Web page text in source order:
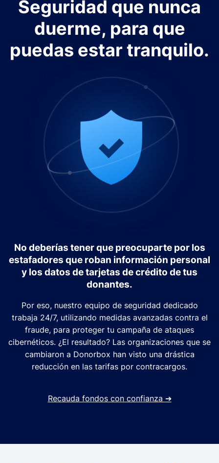
Seguridad que nunca
duerme, para que
puedas estar tranquilo.
No deberías tener que preocuparte por los
estafadores que roban información personal
y los datos de tarjetas de crédito de tus
donantes.
Por eso, nuestro equipo de seguridad dedicado
trabaja 24/7, utilizando medidas avanzadas contra el
fraude, para proteger tu campaña de ataques
cibernéticos. ¿El resultado? Las organizaciones que se
cambiaron a Donorbox han visto una drástica
reducción en las tarifas por contracargos.
Recauda fondos con confianza ➔